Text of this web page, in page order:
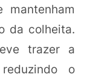
da colheita.
trazer a
o